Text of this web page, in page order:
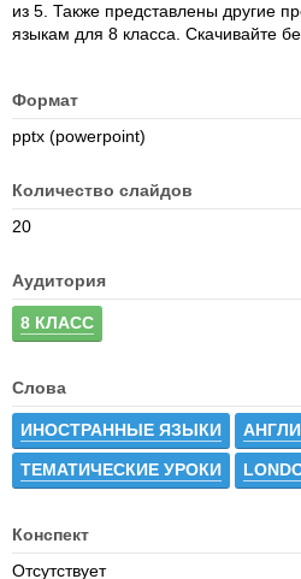
из 5. Также представлены другие
языкам для 8 класса. Скачивайте
Формат
pptx (powerpoint)
Количество слайдов
20
Аудитория
8 КЛАСС
Слова
ИНОСТРАННЫЕ ЯЗЫКИ
ТЕМАТИЧЕСКИЕ УРОКИ
Конспект
Отсутствует